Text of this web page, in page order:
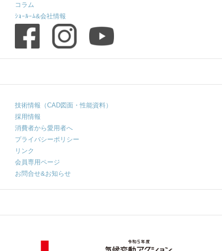
コラム
ｼｮｰﾙｰﾑ&会社情報
技術情報（CAD図面・性能資料）
採用情報
消費者から愛用者へ
プライバシーポリシー
リンク
会員専用ページ
お問合せ&お知らせ